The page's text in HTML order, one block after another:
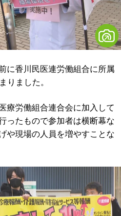
に香川民医連労働組合に所属
りました。
療労働組合連合会に加入して
ったもので参加者は横断幕な
や現場の人員を増やすことな